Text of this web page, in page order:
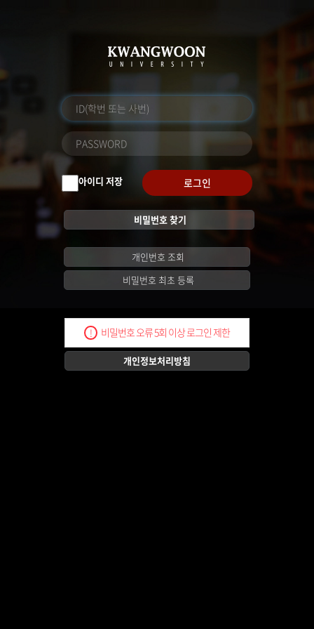
아이디 저장 로그인
비밀번호 찾기
개인번호 조회
비밀번호 최초 등록
! 비밀번호 오류 5회 이상 로그인 제한
개인정보처리방침